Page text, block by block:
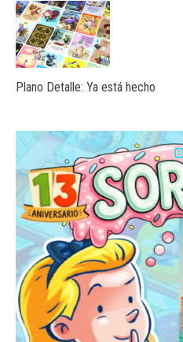
Plano Detalle: Ya está hecho